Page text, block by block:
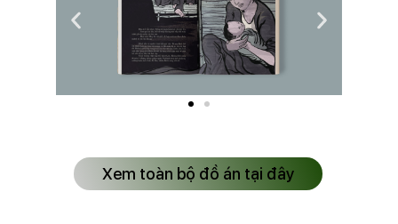
Xem toàn bộ đồ án tại đây